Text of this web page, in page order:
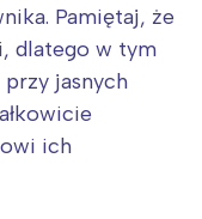
Pamiętaj, że
dlatego w tym
jasnych
ich